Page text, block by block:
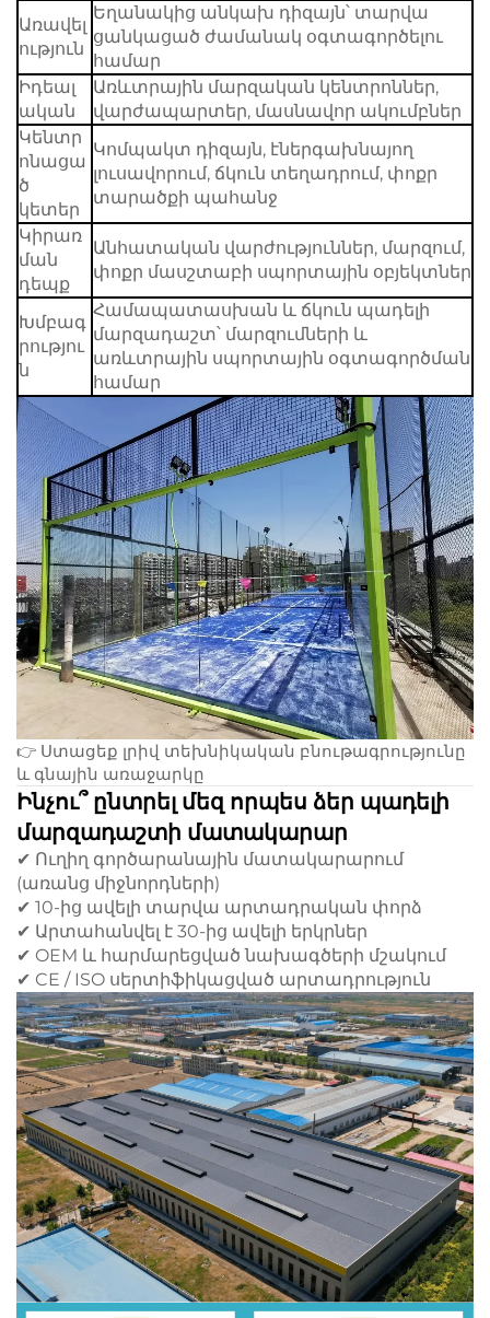
Առավել
ություն
Եղանակից անկախ դիզայն՝ տարվա
ցանկացած ժամանակ օգտագործելու
համար
Իդեալ
ական
Առևտրային մարզական կենտրոններ,
վարժապարտեր, մասնավոր ակումբներ
Կենտր
ոնացա
ծ
կետեր
Կոմպակտ դիզայն, էներգախնայող
լուսավորում, ճկուն տեղադրում, փոքր
տարածքի պահանջ
Կիրառ
ման
դեպք
Անհատական վարժություններ, մարզում,
փոքր մասշտաբի սպորտային օբյեկտներ
Խմբագ
րությու
ն
Համապատասխան և ճկուն պադելի
մարզադաշտ՝ մարզումների և
առևտրային սպորտային օգտագործման
համար
👉 Ստացեք լրիվ տեխնիկական բնութագրությունը
և գնային առաջարկը
Ինչու՞ ընտրել մեզ որպես ձեր պադելի
մարզադաշտի մատակարար
✔ Ուղիղ գործարանային մատակարարում
(առանց միջնորդների)
✔ 10-ից ավելի տարվա արտադրական փորձ
✔ Արտահանվել է 30-ից ավելի երկրներ
✔ OEM և հարմարեցված նախագծերի մշակում
✔ CE / ISO սերտիֆիկացված արտադրություն